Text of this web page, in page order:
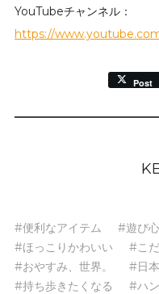
YouTubeチャンネル：
https://
Post
#便利なアイテム #遊び
#ほっこりかわいい
#こ
#おやすみ、世界。
#日
#持ち歩きたくなる
#ハ